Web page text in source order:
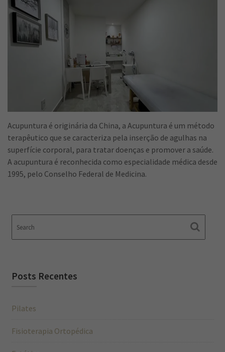
Acupuntura é originária da China, a Acupuntura é um método
terapêutico que se caracteriza pela inserção de agulhas na
superfície corporal, para tratar doenças e promover a saúde.
A acupuntura é reconhecida como especialidade médica desde
1995, pelo Conselho Federal de Medicina.
Posts Recentes
Pilates
Fisioterapia Ortopédica